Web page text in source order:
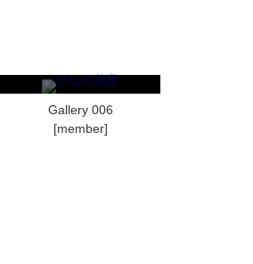
Gallery 006
[member]